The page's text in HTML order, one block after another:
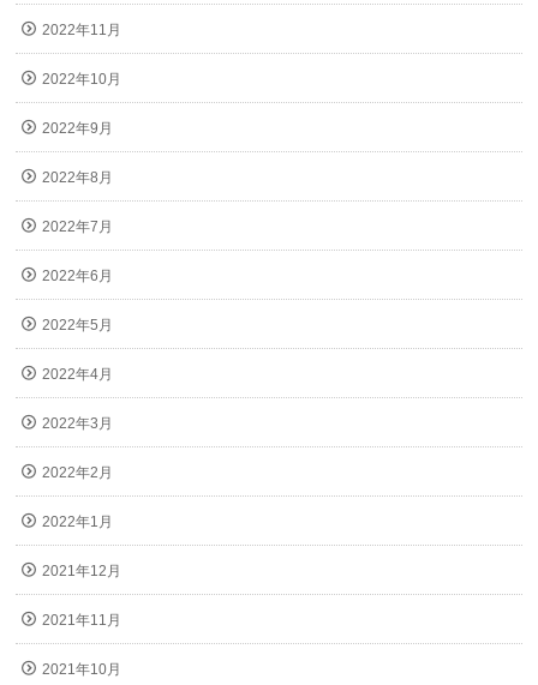
2022年11月
2022年10月
2022年9月
2022年8月
2022年7月
2022年6月
2022年5月
2022年4月
2022年3月
2022年2月
2022年1月
2021年12月
2021年11月
2021年10月